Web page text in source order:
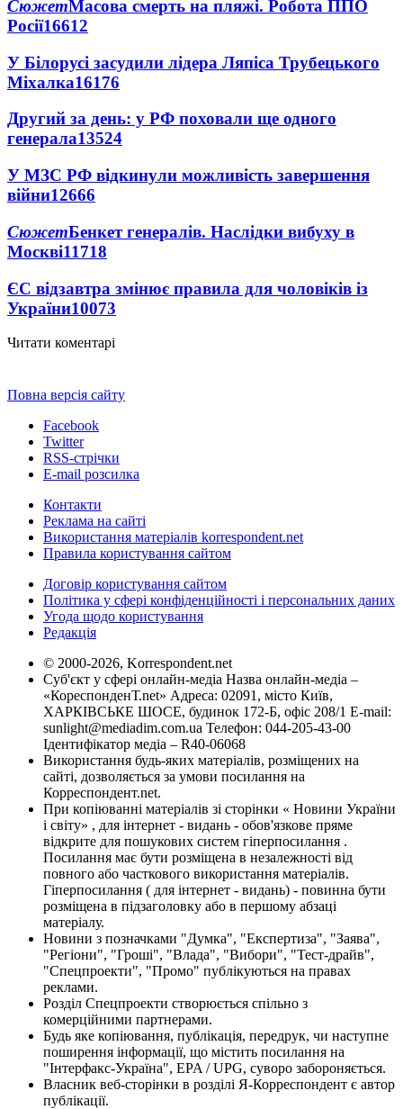
СюжетМасова смерть на пляжі. Робота ППО
Росії16612
У Білорусі засудили лідера Ляпіса Трубецького
Міхалка16176
Другий за день: у РФ поховали ще одного
генерала13524
У МЗС РФ відкинули можливість завершення
війни12666
СюжетБенкет генералів. Наслідки вибуху в
Москві11718
ЄС відзавтра змінює правила для чоловіків із
України10073
Читати коментарі
Повна версія сайту
Facebook
Twitter
RSS-стрічки
E-mail розсилка
Контакти
Реклама на сайті
Використання матеріалів korrespondent.net
Правила користування сайтом
Договір користування сайтом
Політика у сфері конфіденційності і персональних даних
Угода щодо користування
Редакція
© 2000-2026, Korrespondent.net
Суб'єкт у сфері онлайн-медіа Назва онлайн-медіа –
«КореспонденТ.net» Адреса: 02091, місто Київ,
ХАРКІВСЬКЕ ШОСЕ, будинок 172-Б, офіс 208/1 E-mail:
sunlight@mediadim.com.ua Телефон: 044-205-43-00
Ідентифікатор медіа – R40-06068
Використання будь-яких матеріалів, розміщених на
сайті, дозволяється за умови посилання на
Корреспондент.net.
При копіюванні матеріалів зі сторінки « Новини України
і світу» , для інтернет - видань - обов'язкове пряме
відкрите для пошукових систем гіперпосилання .
Посилання має бути розміщена в незалежності від
повного або часткового використання матеріалів.
Гіперпосилання ( для інтернет - видань) - повинна бути
розміщена в підзаголовку або в першому абзаці
матеріалу.
Новини з позначками "Думка", "Експертиза", "Заява",
"Регіони", "Гроші", "Влада", "Вибори", "Тест-драйв",
"Спецпроекти", "Промо" публікуються на правах
реклами.
Розділ Спецпроекти створюється спільно з
комерційними партнерами.
Будь яке копіювання, публікація, передрук, чи наступне
поширення інформації, що містить посилання на
"Інтерфакс-Україна", EPA / UPG, суворо забороняється.
Власник веб-сторінки в розділі Я-Корреспондент є автор
публікації.